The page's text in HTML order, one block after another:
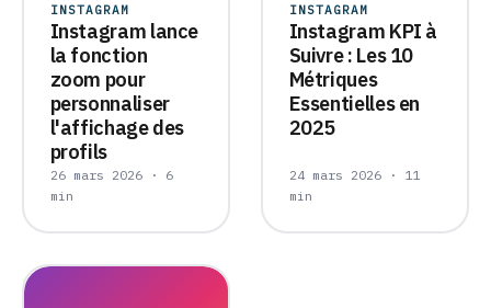
INSTAGRAM
Instagram lance
la fonction
zoom pour
personnaliser
l'affichage des
profils
26 mars 2026 · 6
min
INSTAGRAM
Instagram KPI à
Suivre : Les 10
Métriques
Essentielles en
2025
24 mars 2026 · 11
min